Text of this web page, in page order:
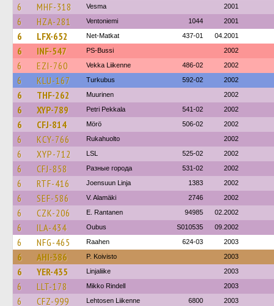
6 MHF-318 Vesma 2001
6 HZA-281 Ventoniemi 1044 2001
6 LFX-652 Net-Matkat 437-01 04.2001
6 INF-547 PS-Bussi 2002
6 EZI-760 Vekka Liikenne 486-02 2002
6 KLU-167 Turkubus 592-02 2002
6 THF-262 Muurinen 2002
6 XYP-789 Petri Pekkala 541-02 2002
6 CFJ-814 Mörö 506-02 2002
6 KCY-766 Rukahuolto 2002
6 XYP-712 LSL 525-02 2002
6 CFJ-858 Разные города 531-02 2002
6 RTF-416 Joensuun Linja 1383 2002
6 SEF-586 V. Alamäki 2746 2002
6 CZK-206 E. Rantanen 94985 02.2002
6 ILA-434 Oubus S010535 09.2002
6 NFG-465 Raahen 624-03 2003
6 AHI-386 P. Koivisto 2003
6 YER-435 Linjaliike 2003
6 LLT-178 Mikko Rindell 2003
6 CFZ-999 Lehtosen Liikenne 6800 2003